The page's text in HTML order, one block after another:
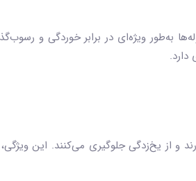
به‌طور ویژه‌ای در برابر خوردگی و
و از یخ‌زدگی جلوگیری می‌کنند. این